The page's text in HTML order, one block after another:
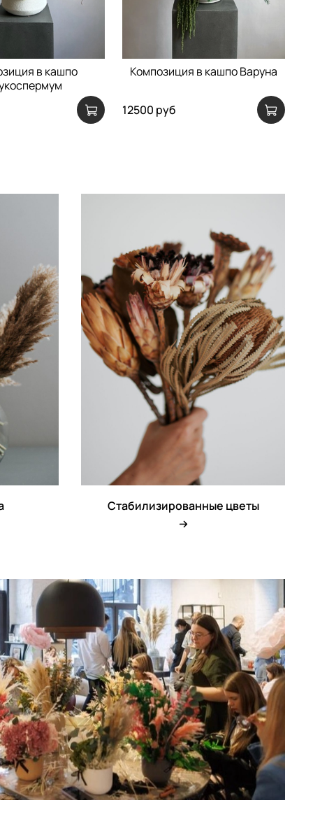
в кашпо
Композиция в кашпо Варуна
12500 руб
Стабилизированные цветы